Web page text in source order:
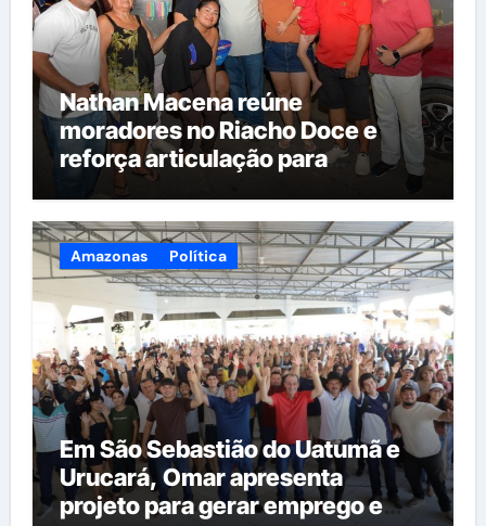
Nathan Macena reúne
moradores no Riacho Doce e
reforça articulação para
candidatura à Câmara Federal
Amazonas Política
Em São Sebastião do Uatumã e
Urucará, Omar apresenta
projeto para gerar emprego e